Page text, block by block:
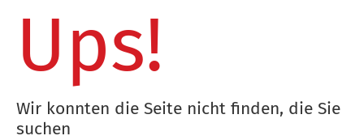
Ups!
Wir konnten die Seite nicht finden, die Sie
suchen